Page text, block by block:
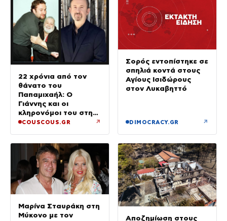
22 χρόνια από τον
θάνατο του
Παπαμιχαήλ: Ο
Γιάννης και οι
κληρονόμοι του στη
διαθήκη
COUSCOUS.GR ↗
Σορός εντοπίστηκε σε
σπηλιά κοντά στους
Αγίους Ισιδώρους
στον Λυκαβηττό
DIMOCRACY.GR ↗
Μαρίνα Σταυράκη στη
Μύκονο με τον
Αποζημίωση στους